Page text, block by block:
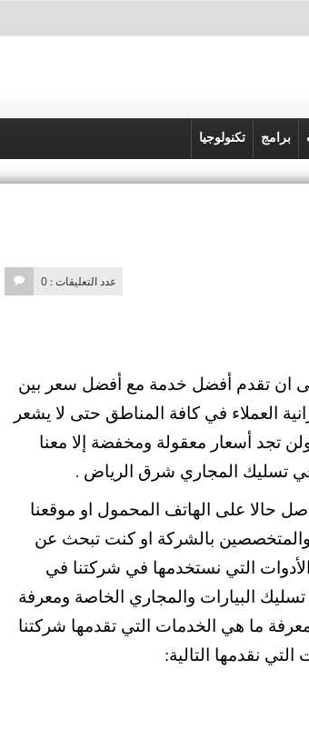
برامج تكنولوجيا
عدد التعليقات : 0
ان تقدم أفضل خدمة مع أفضل سعر بين
العملاء في كافة المناطق حتى لا يشعر
ولن تجد أسعار معقولة ومخفضة إلا معنا
تسليك المجاري شرق الرياض .
حالا على الهاتف المحمول او موقعنا
والمتخصصين بالشركة او كنت تبحث عن
التي نستخدمها في شركتنا في
تسليك البيارات والمجاري الخاصة ومعرفة
ما هي الخدمات التي تقدمها شركتنا
نقدمها التالية: